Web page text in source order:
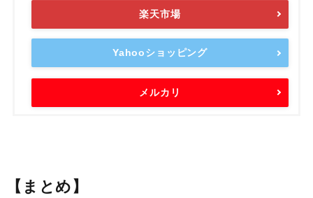
楽天市場
Yahooショッピング
メルカリ
【まとめ】